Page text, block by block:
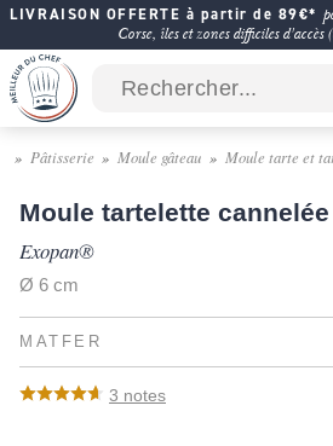
LIVRAISON OFFERTE à partir de 89€*
Corse, îles et zones difficiles
Pâtisserie Moule gâteau Moule tarte et
Moule tartelette cannelée
Exopan®
Ø 6 cm
MATFER
3 notes